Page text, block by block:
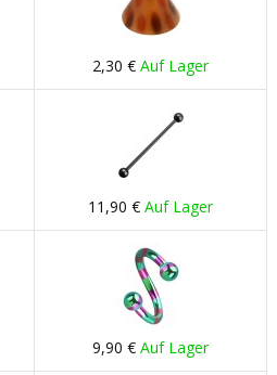
2,30 € Auf Lager
11,90 € Auf Lager
9,90 € Auf Lager